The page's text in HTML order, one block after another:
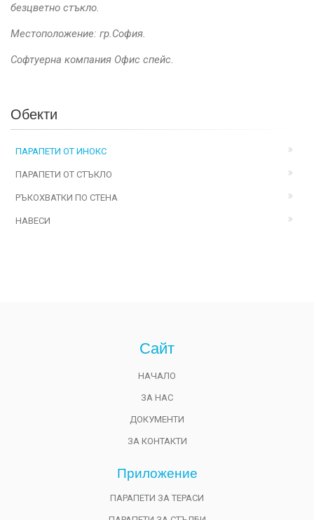
безцветно стъкло.
Местоположение: гр.София.
Софтуерна компания Офис спейс.
Обекти
ПАРАПЕТИ ОТ ИНОКС
ПАРАПЕТИ ОТ СТЪКЛО
РЪКОХВАТКИ ПО СТЕНА
НАВЕСИ
Сайт
НАЧАЛО
ЗА НАС
ДОКУМЕНТИ
ЗА КОНТАКТИ
Приложениe
ПАРАПЕТИ ЗА ТЕРАСИ